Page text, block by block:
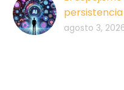
agosto 3,